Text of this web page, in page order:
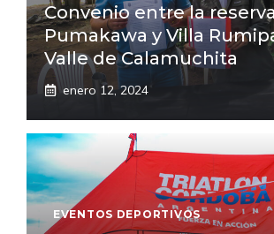
Convenio entre la reserva
Pumakawa y Villa
Valle de Calamuchita
enero 12, 2024
EVENTOS DEPORTIVOS